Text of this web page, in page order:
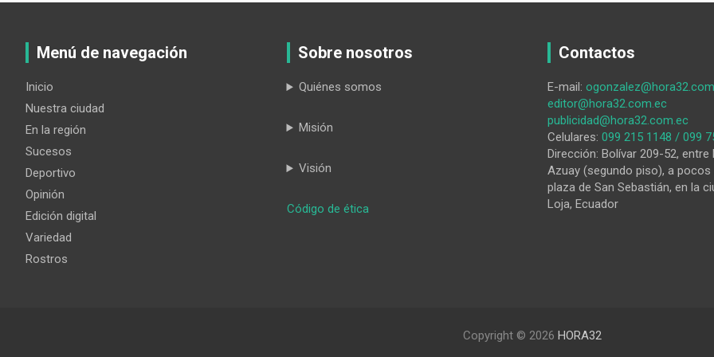
Menú de navegación
Inicio
Nuestra ciudad
En la región
Sucesos
Deportivo
Opinión
Edición digital
Variedad
Rostros
Sobre nosotros
Quiénes somos
Misión
Visión
Código de ética:
Contactos
E-mail:
editor@hora32.com.ec
publicidad@hora32.com.ec
Celulares: 099 215 1148 / 099
Dirección: Bolívar 209-52, entre
Azuay (segundo piso), a
plaza de San Sebastián, en la
Loja, Ecuador
Copyright © 2026 HORA32